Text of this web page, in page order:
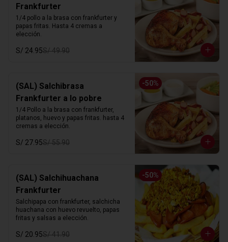
Frankfurter
1/4 pollo a la brasa con frankfurter y
papas fritas. Hasta 4 cremas a
elección.
S/ 24.95S/ 49.90
-50%
(SAL) Salchibrasa
Frankfurter a lo pobre
1/4 Pollo a la brasa con frankfurter,
platanos, huevo y papas fritas. hasta 4
cremas a elección.
S/ 27.95S/ 55.90
-50%
(SAL) Salchihuachana
Frankfurter
Salchipapa con frankfurter, salchicha
huachana con huevo revuelto, papas
fritas y salsas a elección.
S/ 20.95S/ 41.90